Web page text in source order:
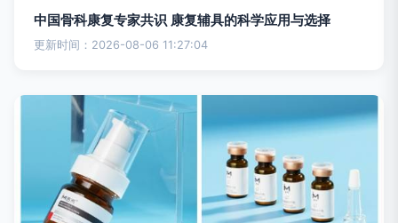
中国骨科康复专家共识 康复辅具的科学应用与选择
更新时间：2026-08-06 11:27:04